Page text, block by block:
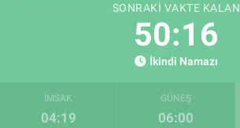
SONRAKI VAKTE KALAN
50:15
İkindi Namazı
İMSAK
04:19
GÜNEŞ
06:00